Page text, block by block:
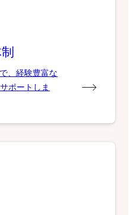
、経験豊富な
ポートしま